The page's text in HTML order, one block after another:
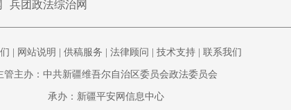
兵团政法综治网
网站说明 供稿服务 法律顾问 技术支持| 联系我们
管主办：中共新疆维吾尔自治区委员会政法委员会
承办：新疆平安网信息中心